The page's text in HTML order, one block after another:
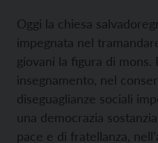
Oggi la chiesa
impegnata nel
giovani la figura di mons.
insegnamento, nel
diseguaglianze sociali
una democrazia
pace e di fratellanza,